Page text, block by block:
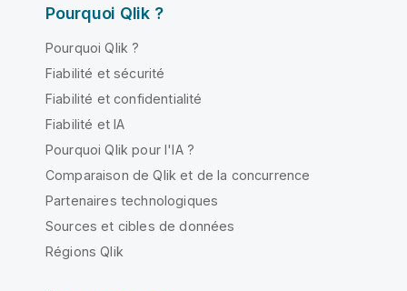
Pourquoi Qlik ?
Pourquoi Qlik ?
Fiabilité et sécurité
Fiabilité et confidentialité
Fiabilité et IA
Pourquoi Qlik pour l'IA ?
Comparaison de Qlik et de la concurrence
Partenaires technologiques
Sources et cibles de données
Régions Qlik